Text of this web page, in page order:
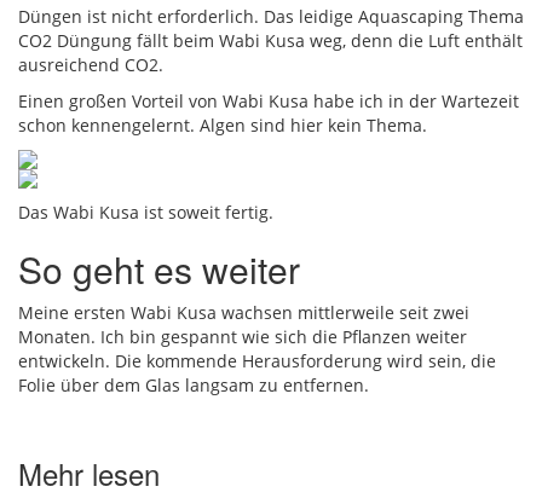
Düngen ist nicht erforderlich. Das leidige Aquascaping Thema
CO2 Düngung fällt beim Wabi Kusa weg, denn die Luft enthält
ausreichend CO2.
Einen großen Vorteil von Wabi Kusa habe ich in der Wartezeit
schon kennengelernt. Algen sind hier kein Thema.
Das Wabi Kusa ist soweit fertig.
So geht es weiter
Meine ersten Wabi Kusa wachsen mittlerweile seit zwei
Monaten. Ich bin gespannt wie sich die Pflanzen weiter
entwickeln. Die kommende Herausforderung wird sein, die
Folie über dem Glas langsam zu entfernen.
Mehr lesen